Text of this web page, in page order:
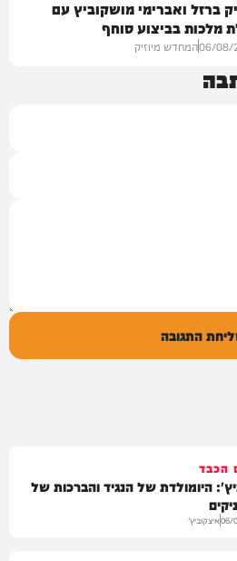
ברזל ואברימי מושקוביץ עם
מלכות בביצוע סוחף
06/08/המחדש מיוזיק
התגובה
הכבד
היומולדת של הנגיד והברכות של
06/איצקוביץ'